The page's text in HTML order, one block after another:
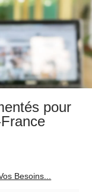
pour
Besoins...